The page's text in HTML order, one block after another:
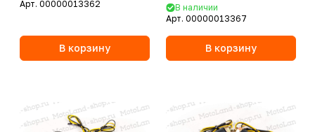
Арт. 00000013362
В корзину
В наличии
Арт. 00000013367
В корзину